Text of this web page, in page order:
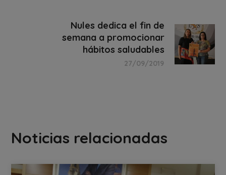
Nules dedica el fin de
semana a promocionar
hábitos saludables
27/09/2019
Noticias relacionadas